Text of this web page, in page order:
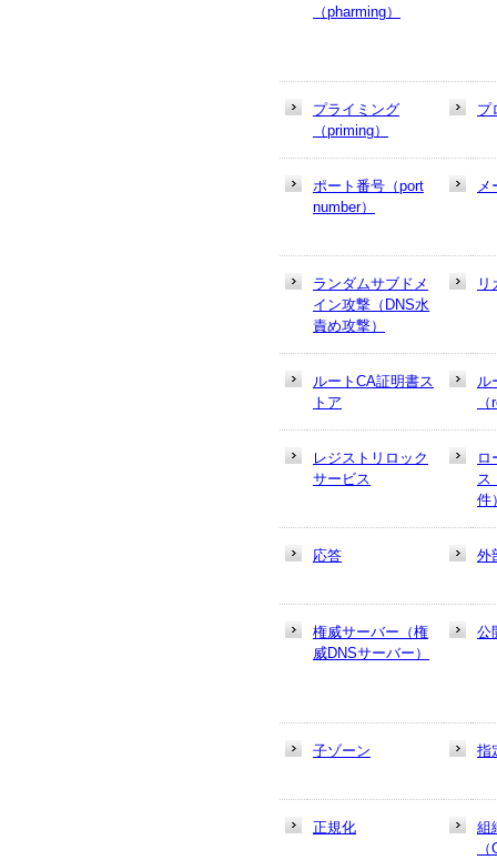
（pharming）
プライミング
（priming）
プ
ポート番号（port
number）
メ
ランダムサブドメ
イン攻撃（DNS水
責め攻撃）
リ
ルートCA証明書ス
トア
ル
レジストリロック
サービス
ロ
ス
件
応答 外
権威サーバー（権
威DNSサーバー）
公
子ゾーン 指
正規化
組